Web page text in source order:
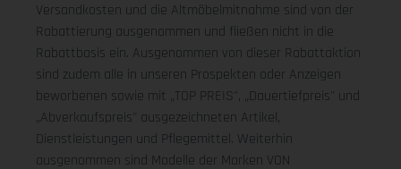
Versandkosten und die Altmöbelmitnahme sind von der
Rabattierung ausgenommen und fließen nicht in die
Rabattbasis ein. Ausgenommen von dieser Rabattaktion
sind zudem alle in unseren Prospekten oder Anzeigen
beworbenen sowie mit „TOP PREIS", „Dauertiefpreis" und
„Abverkaufspreis" ausgezeichneten Artikel,
Dienstleistungen und Pflegemittel. Weiterhin
ausgenommen sind Modelle der Marken VON